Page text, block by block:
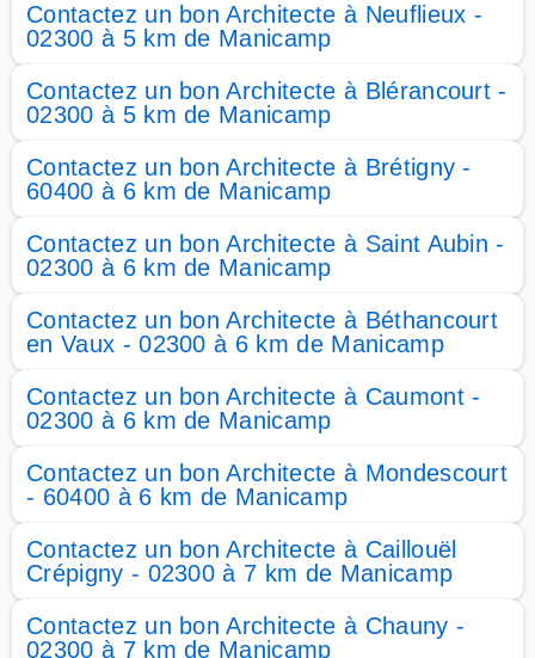
Contactez un bon Architecte à Neuflieux -
02300 à 5 km de Manicamp
Contactez un bon Architecte à Blérancourt -
02300 à 5 km de Manicamp
Contactez un bon Architecte à Brétigny -
60400 à 6 km de Manicamp
Contactez un bon Architecte à Saint Aubin -
02300 à 6 km de Manicamp
Contactez un bon Architecte à Béthancourt
en Vaux - 02300 à 6 km de Manicamp
Contactez un bon Architecte à Caumont -
02300 à 6 km de Manicamp
Contactez un bon Architecte à Mondescourt
- 60400 à 6 km de Manicamp
Contactez un bon Architecte à Caillouël
Crépigny - 02300 à 7 km de Manicamp
Contactez un bon Architecte à Chauny -
02300 à 7 km de Manicamp